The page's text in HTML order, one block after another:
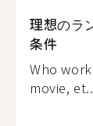
理想のラ
条件
Who
movie,